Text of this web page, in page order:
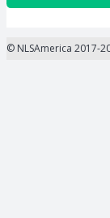
© NLSAmerica 2017-